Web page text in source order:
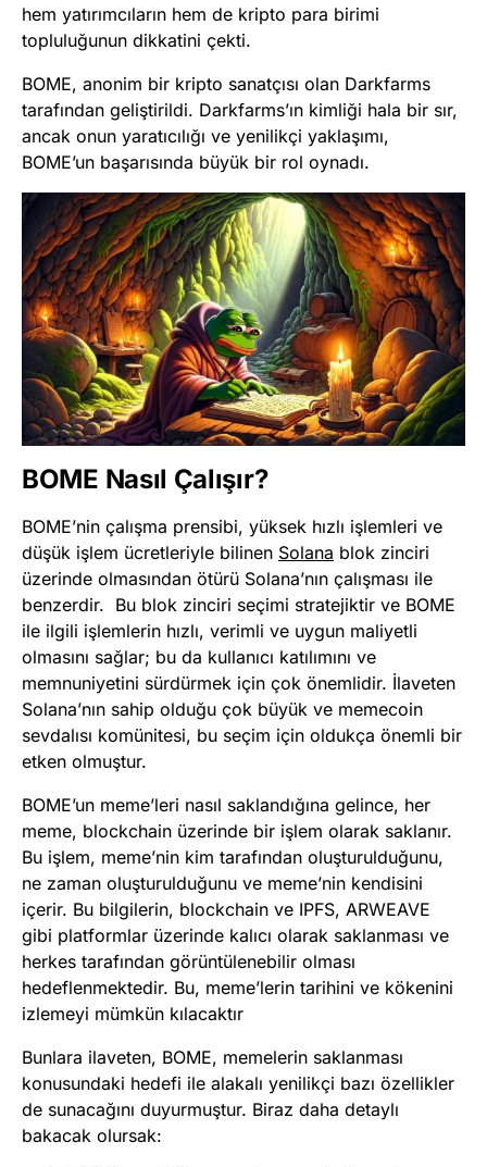
hem yatırımcıların hem de kripto para birimi
topluluğunun dikkatini çekti.
BOME, anonim bir kripto sanatçısı olan Darkfarms
tarafından geliştirildi. Darkfarms’ın kimliği hala bir sır,
ancak onun yaratıcılığı ve yenilikçi yaklaşımı,
BOME’un başarısında büyük bir rol oynadı.
BOME Nasıl Çalışır?
BOME’nin çalışma prensibi, yüksek hızlı işlemleri ve
düşük işlem ücretleriyle bilinen Solana blok zinciri
üzerinde olmasından ötürü Solana’nın çalışması ile
benzerdir. Bu blok zinciri seçimi stratejiktir ve BOME
ile ilgili işlemlerin hızlı, verimli ve uygun maliyetli
olmasını sağlar; bu da kullanıcı katılımını ve
memnuniyetini sürdürmek için çok önemlidir. İlaveten
Solana’nın sahip olduğu çok büyük ve memecoin
sevdalısı komünitesi, bu seçim için oldukça önemli bir
etken olmuştur.
BOME’un meme’leri nasıl saklandığına gelince, her
meme, blockchain üzerinde bir işlem olarak saklanır.
Bu işlem, meme’nin kim tarafından oluşturulduğunu,
ne zaman oluşturulduğunu ve meme’nin kendisini
içerir. Bu bilgilerin, blockchain ve IPFS, ARWEAVE
gibi platformlar üzerinde kalıcı olarak saklanması ve
herkes tarafından görüntülenebilir olması
hedeflenmektedir. Bu, meme’lerin tarihini ve kökenini
izlemeyi mümkün kılacaktır
Bunlara ilaveten, BOME, memelerin saklanması
konusundaki hedefi ile alakalı yenilikçi bazı özellikler
de sunacağını duyurmuştur. Biraz daha detaylı
bakacak olursak: